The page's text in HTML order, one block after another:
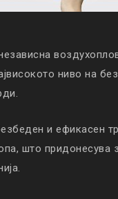
ниво на
и ефикасен
што придонесува